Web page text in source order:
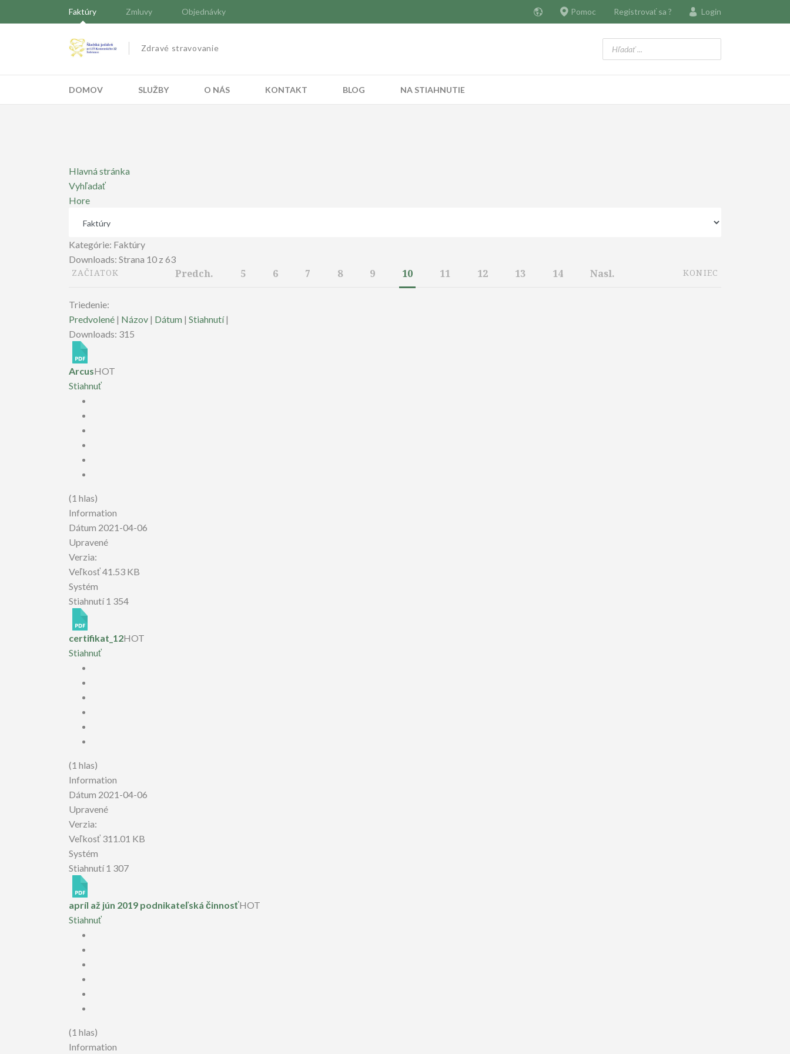
Faktúry Zmluvy Objednávky Pomoc Registrovať sa ? Login
Zdravé stravovanie
DOMOV SLUŽBY O NÁS KONTAKT BLOG NA STIAHNUTIE
Hlavná stránka
Vyhľadať
Hore
Kategórie: Faktúry
Downloads: Strana 10 z 63
ZAČIATOK
Predch. 5 6 7 8 9 10 11 12 13 14 Nasl. KONIEC
Triedenie:
Predvolené | Názov | Dátum | Stiahnutí|
Downloads: 315
ArcusHOT
Stiahnuť
(1 hlas)
Information
Dátum 2021-04-06
Upravené
Verzia:
Veľkosť41.53 KB
Systém
Stiahnutí 1 354
certifikat_12HOT
Stiahnuť
(1 hlas)
Information
Dátum 2021-04-06
Upravené
Verzia:
Veľkosť 311.01 KB
Systém
Stiahnutí 1 307
apríl až jún 2019 podnikateľská činnosťHOT
Stiahnuť
(1 hlas)
Information